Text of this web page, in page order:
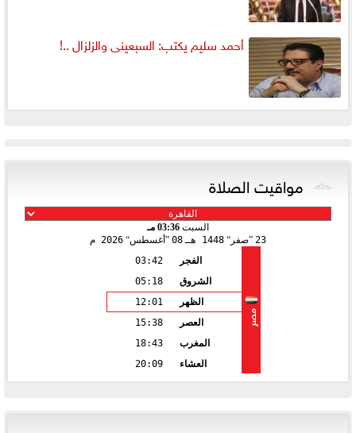
أحمد سليم يكتب: السبعينى والزلزال ..!
مواقيت الصلاة
السبت 03:36 مـ
23 صفر 1448 هـ 08 أغسطس 2026 م
مصر
الفجر
03:42
الشروق
05:18
الظهر
12:01
العصر
15:38
المغرب
18:43
العشاء
20:09